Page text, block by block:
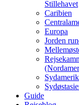
Stillehavet
Caribien
Europa
Jorden
Guide